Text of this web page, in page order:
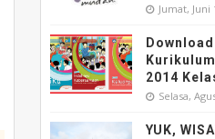
Jumat, Juni
2014
Selasa,
YUK,